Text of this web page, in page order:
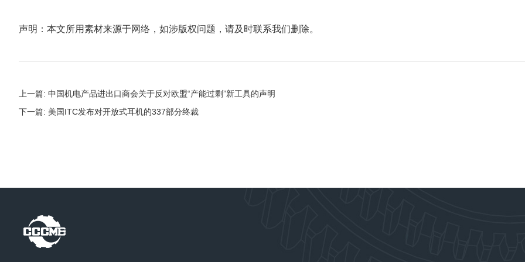
声明：本文所用素材来源于网络，如涉版权问题，请及时联系我们删除。
上一篇: 中国机电产品进出口商会关于反对欧盟“产能过剩”新工具的声明
下一篇: 美国ITC发布对开放式耳机的337部分终裁